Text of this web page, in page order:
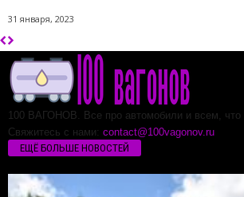
31 января, 2023
100 ВАГОНОВ. Все про автомобили и всем, что
Свяжитесь с нами: contact@100vagonov.ru
ЕЩЁ БОЛЬШЕ НОВОСТЕЙ